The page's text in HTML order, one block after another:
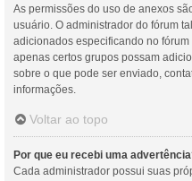
As permissões do uso de anexos
usuário. O administrador do fórum
adicionados especificando no
apenas certos grupos possam
sobre o que pode ser enviado,
informações.
Voltar ao topo
Por que eu recebi uma
Cada administrador possui suas